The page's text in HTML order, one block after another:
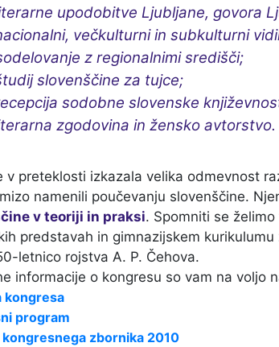
upodobitve Ljubljane, govora
večkulturni in subkulturni
z regionalnimi središči;
slovenščine za tujce;
sodobne slovenske
zgodovina in žensko avtorstvo.
v preteklosti izkazala velika odmevnost
namenili poučevanju slovenščine.
v teoriji in praksi. Spomniti se
predstavah in gimnazijskem
letnico rojstva A. P. Čehova.
informacije o kongresu so vam na voljo
kongresa
program
zbornika 2010